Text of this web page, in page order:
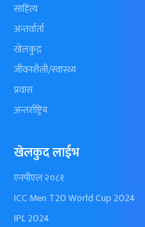
साहित्य
अन्तर्वार्ता
खेलकुद़़
जीवनशैली/स्वास्थ्य
प्रवास
अन्तर्राष्ट्रिय
खेलकुद लाईभ
एनपीएल २०८१
ICC Men T20 World Cup 2024
IPL 2024